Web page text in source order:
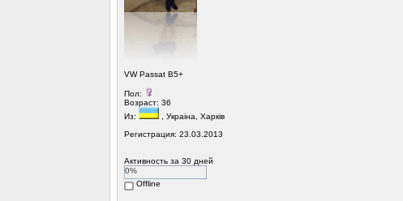
VW Passat B5+
Пол:
Возраст: 36
Из:
, Украiна, Харкiв
Регистрация: 23.03.2013
Активность за 30 дней
0%
Offline